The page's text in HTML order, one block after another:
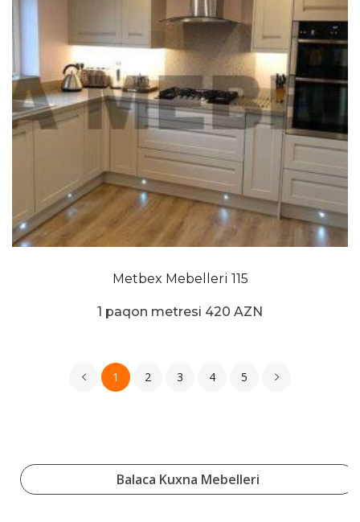
Metbex Mebelleri 115
1 paqon metresi 420 AZN
1 2 3 4 5
Balaca Kuxna Mebelleri